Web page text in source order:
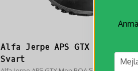
Alfa Jerpe APS GTX Men BOA
Svart
email